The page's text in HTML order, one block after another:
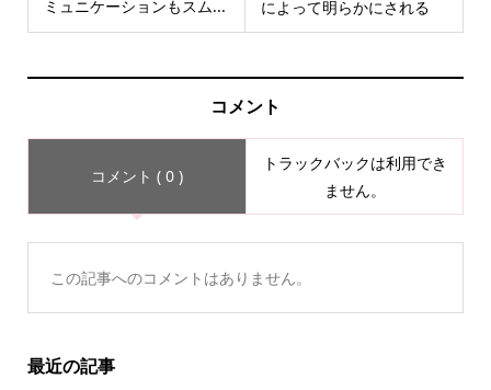
ミュニケーションもスム...
によって明らかにされる
コメント
コメント ( 0 )
トラックバックは利用でき
ません。
この記事へのコメントはありません。
最近の記事